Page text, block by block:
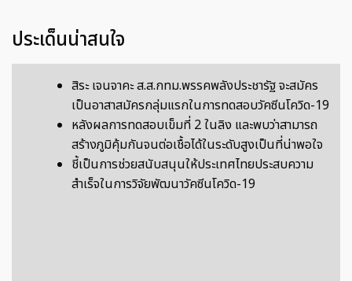
ประเด็นน่าสนใจ
สิระ เจนจาคะ ส.ส.กทม.พรรคพลังประชารัฐ จะสมัคร
เป็นอาสาสมัครกลุ่มแรกในการทดสอบวัคซีนโควิด-19
หลังผลการทดสอบเข็มที่ 2 ในลิง และพบว่าสามารถ
สร้างภูมิคุ้มกันจนต่อเชื้อได้ในระดับสูงเป็นที่น่าพอใจ
ชี้เป็นการช่วยสนับสนุนให้ประเทศไทยประสบความ
สำเร็จในการวิจัยพัฒนาวัคซีนโควิด-19